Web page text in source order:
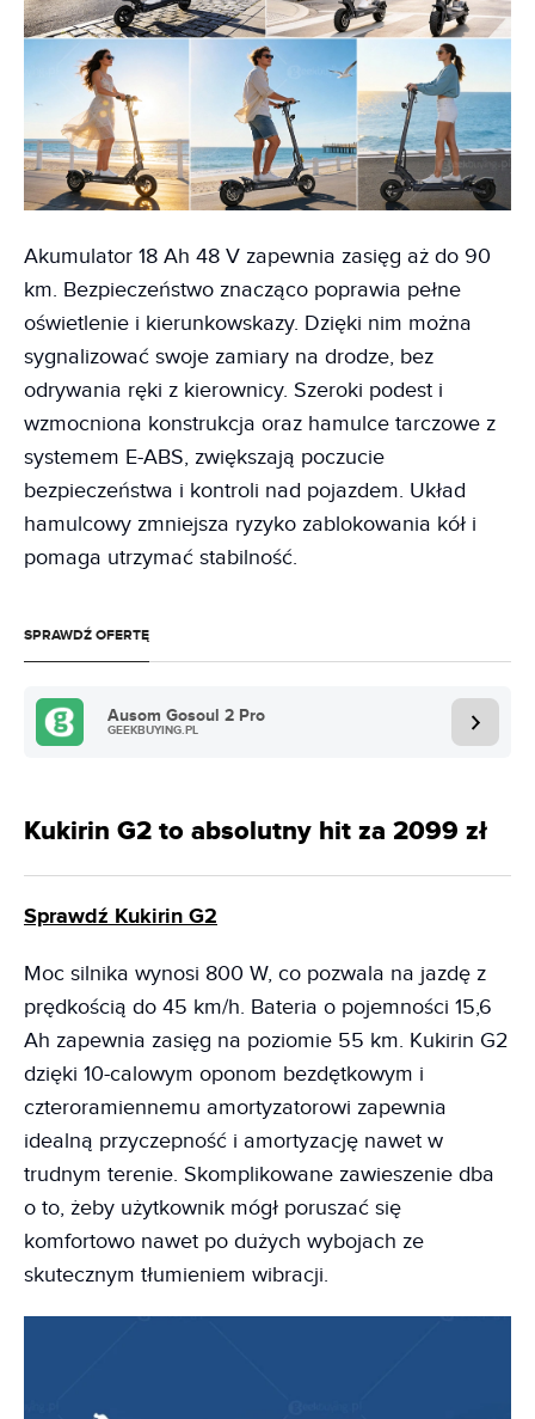
Akumulator 18 Ah 48 V zapewnia zasięg aż do 90
km. Bezpieczeństwo znacząco poprawia pełne
oświetlenie i kierunkowskazy. Dzięki nim można
sygnalizować swoje zamiary na drodze, bez
odrywania ręki z kierownicy. Szeroki podest i
wzmocniona konstrukcja oraz hamulce tarczowe z
systemem E-ABS, zwiększają poczucie
bezpieczeństwa i kontroli nad pojazdem. Układ
hamulcowy zmniejsza ryzyko zablokowania kół i
pomaga utrzymać stabilność.
SPRAWDŹ OFERTĘ
Ausom Gosoul 2 Pro
GEEKBUYING.PL
Kukirin G2 to absolutny hit za 2099 zł
Sprawdź Kukirin G2
Moc silnika wynosi 800 W, co pozwala na jazdę z
prędkością do 45 km/h. Bateria o pojemności 15,6
Ah zapewnia zasięg na poziomie 55 km. Kukirin G2
dzięki 10-calowym oponom bezdętkowym i
czteroramiennemu amortyzatorowi zapewnia
idealną przyczepność i amortyzację nawet w
trudnym terenie. Skomplikowane zawieszenie dba
o to, żeby użytkownik mógł poruszać się
komfortowo nawet po dużych wybojach ze
skutecznym tłumieniem wibracji.